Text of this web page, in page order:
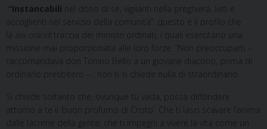
“Instancabili nel dono di sé, vigilanti nella preghiera, lieti e
accoglienti nel servizio della comunità”: questo è il profilo che
la lex orandi
traccia dei ministri ordinati, i quali esercitano una
missione mai proporzionata alle loro forze. “Non preoccuparti –
raccomandava don Tonino Bello a un giovane diacono, prima di
ordinarlo presbitero – : non ti si chiede nulla di straordinario.
Si chiede soltanto che, ovunque tu vada, possa diffondere
attorno a te il ‘buon profumo di Cristo’. Che ti lasci scavare l’anima
dalle lacrime della gente; che ti impegni a vivere la vita come un